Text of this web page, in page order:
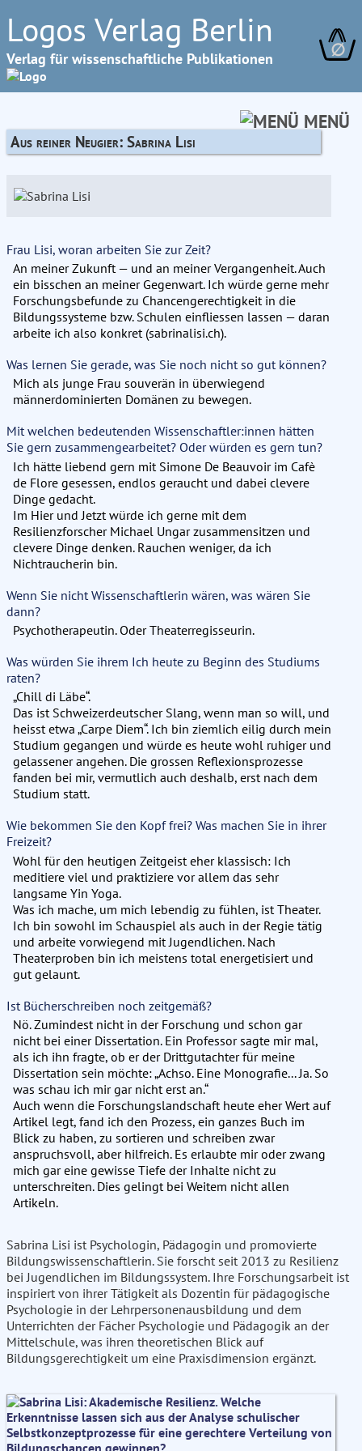
Logos Verlag Berlin
Verlag für wissenschaftliche Publikationen ∅
MENÜ
Aus reiner Neugier: Sabrina Lisi
Frau Lisi, woran arbeiten Sie zur Zeit?
An meiner Zukunft — und an meiner Vergangenheit. Auch
ein bisschen an meiner Gegenwart. Ich würde gerne mehr
Forschungsbefunde zu Chancengerechtigkeit in die
Bildungssysteme bzw. Schulen einfliessen lassen — daran
arbeite ich also konkret (sabrinalisi.ch).
Was lernen Sie gerade, was Sie noch nicht so gut können?
Mich als junge Frau souverän in überwiegend
männerdominierten Domänen zu bewegen.
Mit welchen bedeutenden Wissenschaftler:innen hätten
Sie gern zusammengearbeitet? Oder würden es gern tun?
Ich hätte liebend gern mit Simone De Beauvoir im Cafè
de Flore gesessen, endlos geraucht und dabei clevere
Dinge gedacht.
Im Hier und Jetzt würde ich gerne mit dem
Resilienzforscher Michael Ungar zusammensitzen und
clevere Dinge denken. Rauchen weniger, da ich
Nichtraucherin bin.
Wenn Sie nicht Wissenschaftlerin wären, was wären Sie
dann?
Psychotherapeutin. Oder Theaterregisseurin.
Was würden Sie ihrem Ich heute zu Beginn des Studiums
raten?
„Chill di Läbe“.
Das ist Schweizerdeutscher Slang, wenn man so will, und
heisst etwa „Carpe Diem“. Ich bin ziemlich eilig durch mein
Studium gegangen und würde es heute wohl ruhiger und
gelassener angehen. Die grossen Reflexionsprozesse
fanden bei mir, vermutlich auch deshalb, erst nach dem
Studium statt.
Wie bekommen Sie den Kopf frei? Was machen Sie in ihrer
Freizeit?
Wohl für den heutigen Zeitgeist eher klassisch: Ich
meditiere viel und praktiziere vor allem das sehr
langsame Yin Yoga.
Was ich mache, um mich lebendig zu fühlen, ist Theater.
Ich bin sowohl im Schauspiel als auch in der Regie tätig
und arbeite vorwiegend mit Jugendlichen. Nach
Theaterproben bin ich meistens total energetisiert und
gut gelaunt.
Ist Bücherschreiben noch zeitgemäß?
Nö. Zumindest nicht in der Forschung und schon gar
nicht bei einer Dissertation. Ein Professor sagte mir mal,
als ich ihn fragte, ob er der Drittgutachter für meine
Dissertation sein möchte: „Achso. Eine Monografie... Ja. So
was schau ich mir gar nicht erst an.“
Auch wenn die Forschungslandschaft heute eher Wert auf
Artikel legt, fand ich den Prozess, ein ganzes Buch im
Blick zu haben, zu sortieren und schreiben zwar
anspruchsvoll, aber hilfreich. Es erlaubte mir oder zwang
mich gar eine gewisse Tiefe der Inhalte nicht zu
unterschreiten. Dies gelingt bei Weitem nicht allen
Artikeln.
Sabrina Lisi ist Psychologin, Pädagogin und promovierte
Bildungswissenschaftlerin. Sie forscht seit 2013 zu Resilienz
bei Jugendlichen im Bildungssystem. Ihre Forschungsarbeit ist
inspiriert von ihrer Tätigkeit als Dozentin für pädagogische
Psychologie in der Lehrpersonenausbildung und dem
Unterrichten der Fächer Psychologie und Pädagogik an der
Mittelschule, was ihren theoretischen Blick auf
Bildungsgerechtigkeit um eine Praxisdimension ergänzt.